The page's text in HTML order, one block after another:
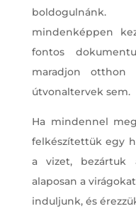
mindenképpen
fontos
maradjon
útvonaltervek sem.
Ha mindennel
felkészítettük egy
a vizet, bezártuk
alaposan a
induljunk, és